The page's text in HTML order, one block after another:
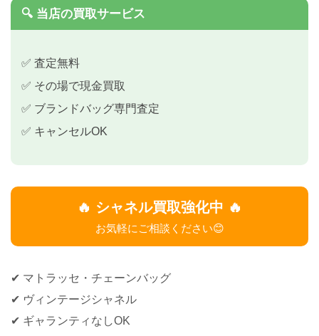
🔍 当店の買取サービス
✅ 査定無料
✅ その場で現金買取
✅ ブランドバッグ専門査定
✅ キャンセルOK
🔥 シャネル買取強化中 🔥
お気軽にご相談ください😊
✔ マトラッセ・チェーンバッグ
✔ ヴィンテージシャネル
✔ ギャランティなしOK